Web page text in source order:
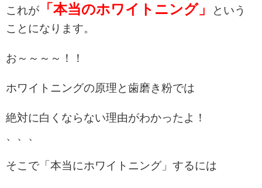
これが 「本当のホワイトニング」
という
ことになります。
お～～～～！！
ホワイトニングの原理と歯磨き粉では
絶対に白くならない理由がわかったよ！
、、、
そこで「本当にホワイトニング」するには